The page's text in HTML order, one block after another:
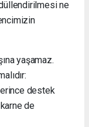
ne
yaşamaz.
destek
de